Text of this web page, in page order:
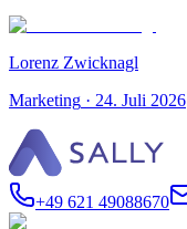
Lorenz Zwicknagl
Marketing · 24. Juli 2026
+49 621 49088670